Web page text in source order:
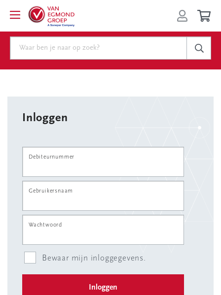
Inloggen
Debiteurnummer
Gebruikersnaam
Wachtwoord
Bewaar mijn inloggegevens.